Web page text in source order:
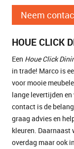
Neem
HOUE CLICK
Een Houe Click
in trade! Marco is
voor mooie
lange levertijden
contact is de
graag advies en
kleuren. Daarnaast
overdag maar ook